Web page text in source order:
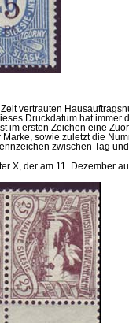
vertrauten
Druckdatum hat immer
im ersten Zeichen eine
sowie zuletzt die
zwischen Tag
X, der am 11. Dezember